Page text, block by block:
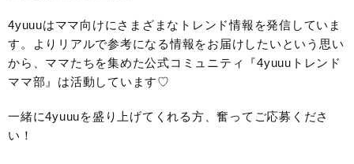
4yuuuはママ向けにさまざまなトレンド情報を発信していま
す。よりリアルで参考になる情報をお届けしたいという思い
から、ママたちを集めた公式コミュニティ『4yuuuトレンド
ママ部』は活動しています♡
一緒に4yuuuを盛り上げてくれる方、奮ってご応募くださ
い！